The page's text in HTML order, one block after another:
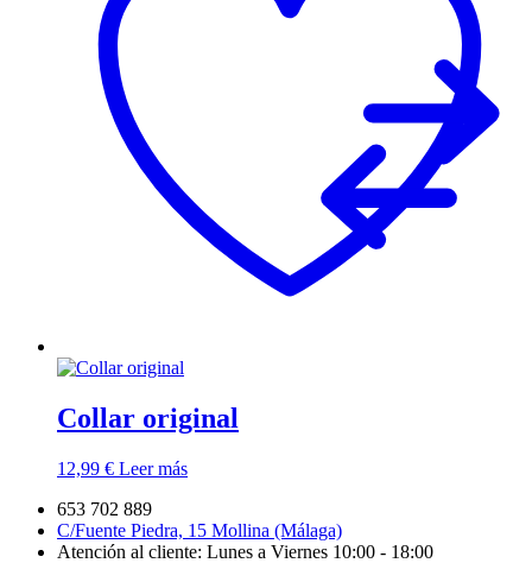
Collar original
12,99 € Leer más
653 702 889
C/Fuente Piedra, 15 Mollina (Málaga)
Atención al cliente: Lunes a Viernes 10:00 - 18:00